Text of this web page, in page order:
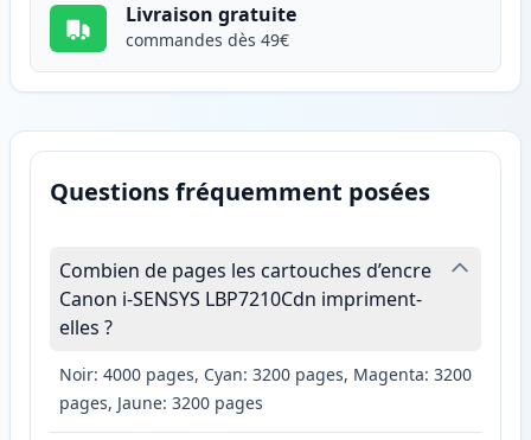
Livraison gratuite
commandes dès 49€
Questions fréquemment posées
Combien de pages les cartouches d’encre
Canon i-SENSYS LBP7210Cdn impriment-
elles ?
Noir: 4000 pages, Cyan: 3200 pages, Magenta: 3200
pages, Jaune: 3200 pages